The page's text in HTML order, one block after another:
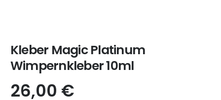
Kleber Magic Platinum
Wimpernkleber 10ml
26,00 €